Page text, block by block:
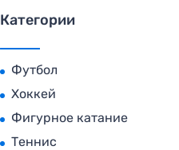
Категории
Футбол
Хоккей
Фигурное катание
Теннис